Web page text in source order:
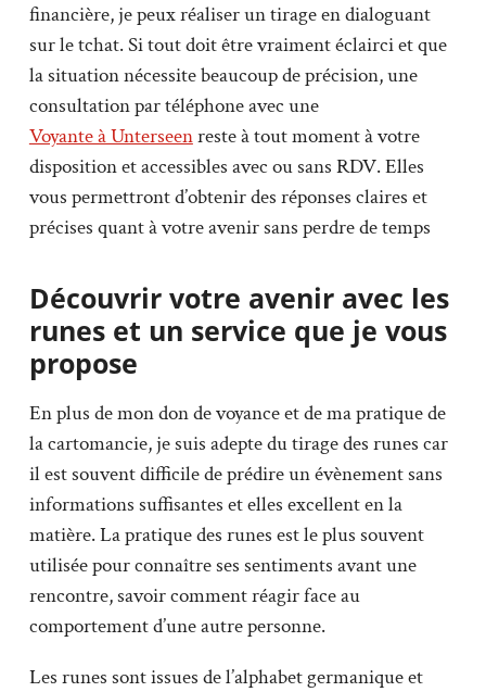
financière, je peux réaliser un tirage en dialoguant
sur le tchat. Si tout doit être vraiment éclairci et que
la situation nécessite beaucoup de précision, une
consultation par téléphone avec une
Voyante à Unterseenreste à tout moment à votre
disposition et accessibles avec ou sans RDV. Elles
vous permettront d’obtenir des réponses claires et
précises quant à votre avenir sans perdre de temps
Découvrir votre avenir avec les
runes et un service que je vous
propose
En plus de mon don de voyance et de ma pratique de
la cartomancie, je suis adepte du tirage des runes car
il est souvent difficile de prédire un évènement sans
informations suffisantes et elles excellent en la
matière. La pratique des runes est le plus souvent
utilisée pour connaître ses sentiments avant une
rencontre, savoir comment réagir face au
comportement d’une autre personne.
Les runes sont issues de l’alphabet germanique et